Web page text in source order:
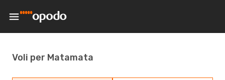
Voli per Matamata